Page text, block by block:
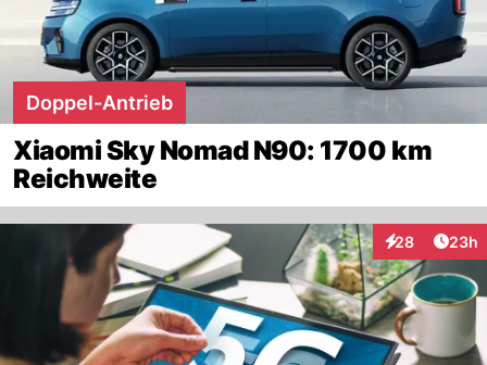
Doppel-Antrieb
Xiaomi Sky Nomad N90: 1700 km
Reichweite
28
Interaktionen
23h